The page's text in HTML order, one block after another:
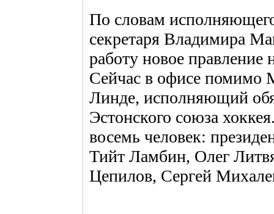
По словам
секретаря Владимира
работу новое правление
Сейчас в офисе помимо
Линде, исполняющий
Эстонского союза
восемь человек:
Тийт Ламбин, Олег
Цепилов, Сергей